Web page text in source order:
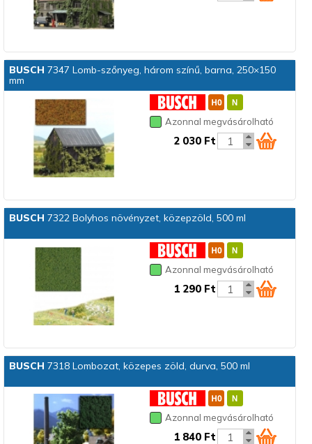
BUSCH 7347 Lomb-szőnyeg, három színű, barna, 250×150
mm
Azonnal megvásárolható
2 030 Ft
BUSCH 7322 Bolyhos növényzet, közepzöld, 500 ml
Azonnal megvásárolható
1 290 Ft
BUSCH 7318 Lombozat, közepes zöld, durva, 500 ml
Azonnal megvásárolható
1 840 Ft